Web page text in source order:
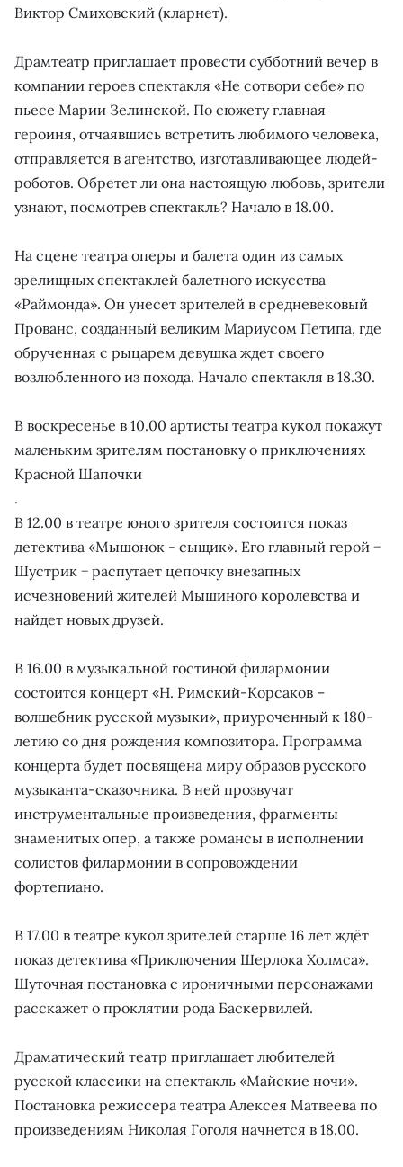
Виктор Смиховский (кларнет).
Драмтеатр приглашает провести субботний вечер в
компании героев спектакля «Не сотвори себе» по
пьесе Марии Зелинской. По сюжету главная
героиня, отчаявшись встретить любимого человека,
отправляется в агентство, изготавливающее людей-
роботов. Обретет ли она настоящую любовь, зрители
узнают, посмотрев спектакль? Начало в 18.00.
На сцене театра оперы и балета один из самых
зрелищных спектаклей балетного искусства
«Раймонда». Он унесет зрителей в средневековый
Прованс, созданный великим Мариусом Петипа, где
обрученная с рыцарем девушка ждет своего
возлюбленного из похода. Начало спектакля в 18.30.
В воскресенье в 10.00 артисты театра кукол покажут
маленьким зрителям постановку о приключениях
Красной Шапочки
.
В 12.00 в театре юного зрителя состоится показ
детектива «Мышонок - сыщик». Его главный герой −
Шустрик − распутает цепочку внезапных
исчезновений жителей Мышиного королевства и
найдет новых друзей.
В 16.00 в музыкальной гостиной филармонии
состоится концерт «Н. Римский-Корсаков –
волшебник русской музыки», приуроченный к 180-
летию со дня рождения композитора. Программа
концерта будет посвящена миру образов русского
музыканта-сказочника. В ней прозвучат
инструментальные произведения, фрагменты
знаменитых опер, а также романсы в исполнении
солистов филармонии в сопровождении
фортепиано.
В 17.00 в театре кукол зрителей старше 16 лет ждёт
показ детектива «Приключения Шерлока Холмса».
Шуточная постановка с ироничными персонажами
расскажет о проклятии рода Баскервилей.
Драматический театр приглашает любителей
русской классики на спектакль «Майские ночи».
Постановка режиссера театра Алексея Матвеева по
произведениям Николая Гоголя начнется в 18.00.